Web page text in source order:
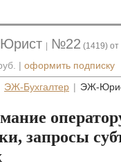
№22 (1419)
| оформить подписку
ЭЖ-Бухгалтер ЭЖ-
запросы